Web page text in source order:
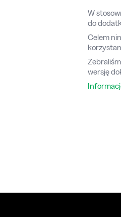
W
do
Celem
wersję